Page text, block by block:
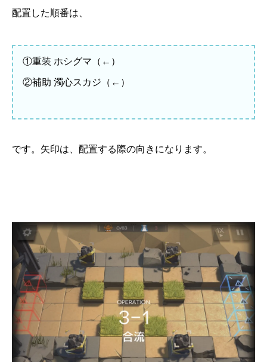
配置した順番は、
①重装 ホシグマ（←）
②補助 濁心スカジ（←）
です。矢印は、配置する際の向きになります。